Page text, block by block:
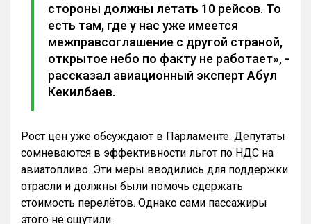
стороны должны летать 10 рейсов. То
есть там, где у нас уже имеется
межправсоглашение с другой страной,
открытое небо по факту не работает», -
рассказал авиационный эксперт Абул
Кекилбаев.
Рост цен уже обсуждают в Парламенте. Депутаты
сомневаются в эффективности льгот по НДС на
авиатопливо. Эти меры вводились для поддержки
отрасли и должны были помочь сдержать
стоимость перелётов. Однако сами пассажиры
этого не ощутили.